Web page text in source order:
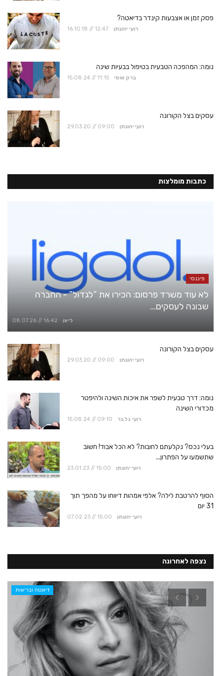
פסק זמן או אצבעות קינדר בדיאטה?
16.10.18 // 12:47 רועי יהונתן
נומה: המהפכה הטבעית בטיפול בבעיות שינה
15.08.24 // 11:15 ברק אוסי
עסקים בצל הקורונה
29.03.20 // 09:00 רועי יהונתן
כתבות מומלצות
פיננסי
לא עוד משרד פרסום: הכירו את “לגדול” - החברה
שבונה לעסקים...
08.07.26 // 16:42 ליאן
עסקים בצל הקורונה
29.03.20 // 09:00 רועי יהונתן
נומה: דרך טבעית לשפר את איכות השינה ולהיפטר
מכדורי השינה
15.08.24 // 09:10 רועי גלבר
בעלי נכס? נקלעתם לחובות? לא הכל אבוד! חשוב
שתשמעו על הפתרון...
23.01.23 // 15:00 רועי יהונתן
הסוף להרטבת לילה? אלפי אמהות דיווחו על מהפך תוך
31 יום
07.02.23 // 15:00 רועי יהונתן
נצפה לאחרונה
דיאטה ובריאות